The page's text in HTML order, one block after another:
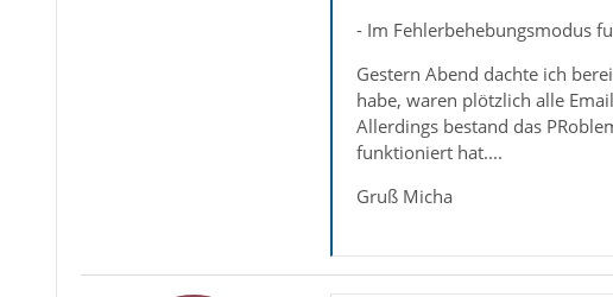
- Im Fehlerbehebungsmodus
Gestern Abend dachte ich
habe, waren plötzlich alle
Allerdings bestand das
funktioniert hat....
Gruß Micha